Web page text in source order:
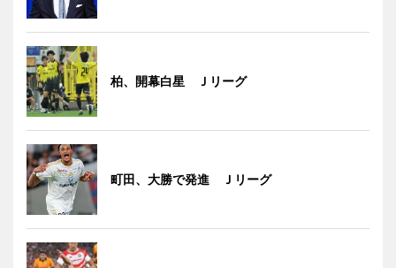
柏、開幕白星 Ｊリーグ
町田、大勝で発進 Ｊリーグ